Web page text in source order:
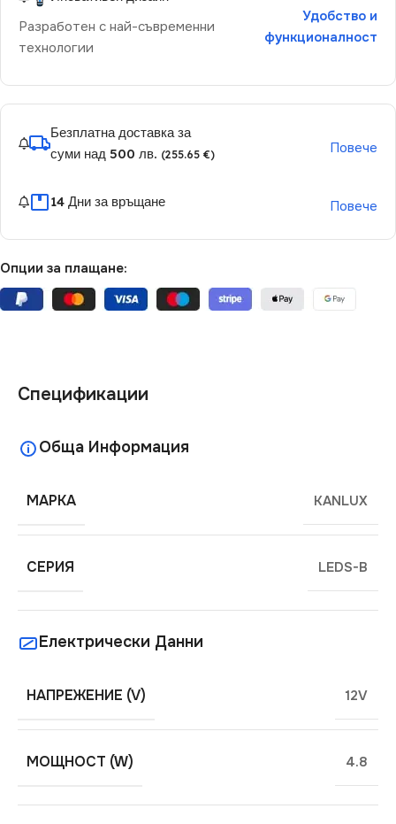
Разработен с най-съвременни
технологии
Удобство и
функционалност
Безплатна доставка за
суми над 500 лв. (255.65 €) Повече
14 Дни за връщане Повече
Опции за плащане:
Спецификации
Обща Информация
МАРКА KANLUX
СЕРИЯ LEDS-B
Електрически Данни
НАПРЕЖЕНИЕ (V) 12V
МОЩНОСТ (W) 4.8